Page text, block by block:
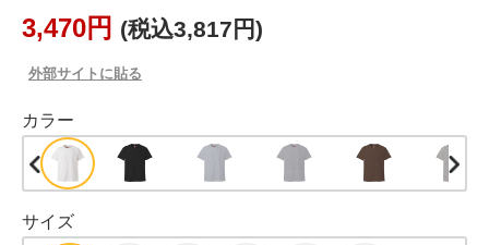
3,470円 (税込3,817円)
外部サイトに貼る
カラー
サイズ